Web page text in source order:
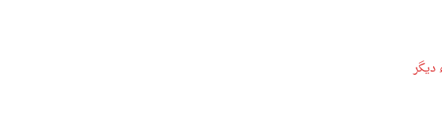
دیگر